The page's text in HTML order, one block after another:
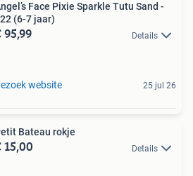
Face Pixie Sparkle Tutu Sand -
(6-7 jaar)
95,99 Details
website 25 jul 26
Bateau rokje
15,00 Details